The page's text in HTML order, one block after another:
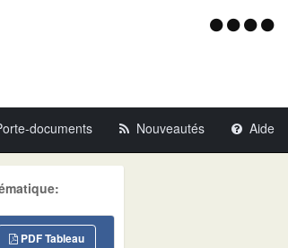
Menu
documents Nouveautés Aide
PDF Tableau